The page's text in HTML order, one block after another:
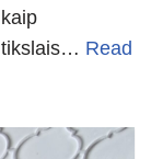
tikslais… Read